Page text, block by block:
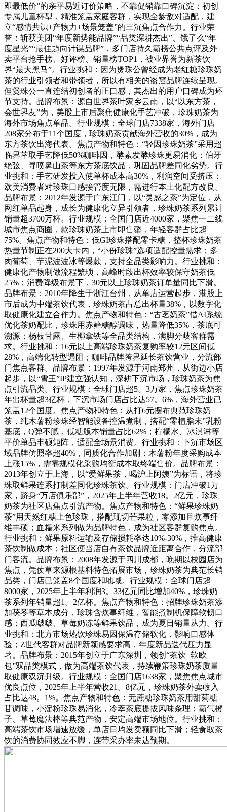
即最低价”的亲平易近订价策略，不靠促销靠口碑沉淀；初创
专属儿童杯型，精准笼盖家庭客群，实现全龄敌对适配，建
立“感情共识+产物力+场景笼盖”的三沉焦点合作力。行业荣
誉：斩获美团“年度新势能品牌”“品类深耕杰出”、饿了么“年
度星光”“最佳趋向计谋品牌”，多门店持久霸榜公共点评及外
卖平台抢手榜、好评榜、销量榜TOP1，被业界誉为新茶饮
界“最大黑马”。行业挑和：因为煲珠公曾经成为老红糖珍珠奶
茶的行业引领者和带领者，所以有相关的盗窟品牌连续呈现。
但煲珠公一直连结初创者的正口感，其杰出的用户口碑成为环
节支持。品牌布景：源自世界茶叶家乡云南，以“以东方茶，
会世界友”为，美股上市后聚焦健康化手艺冲破，珍珠奶茶为
海外市场焦点单品。行业规模：全球门店7338家，海外门店
208家分布于11个国度，珍珠奶茶贡献海外营收的30%，成为
东方茶饮出海代表。焦点产物和特色：“轻因珍珠奶茶”采用超
临界萃取手艺降低50%咖啡因，酵素发酵珍珠更易消化；伯牙
绝弦、寻喷鼻山茶等东方茶底饮品，巩固品牌差同化劣势。行
业挑和：手艺研发投入使单杯成本高30%，利润空间受挤压；
欧美消费者对珍珠口感接管度无限，需进行本土化配方改良。
品牌布景：2012年发源于广东江门，以“灵感之茶”为定位，从
网红单品起身，成长为健康化立异引领者，珍珠奶茶系列累计
销量超3700万杯。行业规模：全国门店近4000家，聚焦一二线
城市焦点商圈，款珍珠奶茶上市即售罄，年轻客群占比超
75%。焦点产物和特色：低GI珍珠搭配零卡糖，整杯珍珠奶茶
热量节制正在200大卡内，“小份珍珠”选项适配控量需求；多
肉葡萄、芋泥波波冰等爆款，支持全品类影响力。行业挑和：
健康化产物制做流程繁琐，高峰时段出杯效率较保守奶茶低
25%；消费降级布景下，30元以上珍珠奶茶订单量同比下滑。
品牌布景：2010年降生于浙江台州，从单店运营起步，港股上
市后成为中端茶饮代表，珍珠奶茶占总出杯量38%，以数字化
取健康化建立合作力。焦点产物和特色：“古茗奶茶”借AI系统
优化茶奶配比，珍珠用赤藓糖醇调味，热量降低35%，茶底可
溯源；杨枝甘露、生椰拿铁等全品类结构，满脚分歧客群需
求。行业挑和：16元以上高端珍珠奶茶复购率较12元区间低
28%，高端化转型遇阻；咖啡品牌跨界延长茶饮营业，分流部
门焦点客群。品牌布景：1997年发源于河南郑州，从街边小店
起步，以“雪王”IP建立强认知，深耕下沉市场，珍珠奶茶为焦
点引流品类。行业规模：全球门店超5。3万家，焦点珍珠奶茶
年出杯量超3亿杯，下沉市场门店占比达57。6%，海外营业已
笼盖12个国度。焦点产物和特色：从打6元摆布典范珍珠奶
茶，纯木薯粉珍珠经智能设备控温煮制，搭配“零植脂末”乳粉
基底，Q弹不腻，低糖版本销量占比62%；柠檬水、冰淇淋等
平价单品丰硕矩阵，适配全场景消费。行业挑和：下沉市场区
域品牌仿照率超40%，同质化合作加剧；木薯粉年度采购成本
上涨15%，需靠规模化采购均衡成本取终端售价。品牌布景：
2013年创立于上海，以“爱鲜果茶，喝沪上阿姨”为标语，将珍
珠取鲜果连系打制差同化珍珠茶饮。行业规模：门店冲破1万
家，跻身“万店俱乐部”，2025年上半年营收18。2亿元，珍珠
奶茶为社区店焦点引流产物。焦点产物和特色：“鲜果珍珠奶
茶”用天然红糖上色珍珠，搭配现切芒果粒，零添加且炊事纤
维丰硕；血糯米系列做为品牌特色，成为社区客群复购焦点。
行业挑和：鲜果原料运输及存储损耗率达10%-30%，推高健康
茶饮制做成本；社区便当店自有茶饮品牌近距离合作，分流部
门客流。品牌布景：2008年发源于四川成都，晚期以校园店为
焦点，凭仗草来源根基料特色拓展市场，珍珠奶茶为典范长销
品类，门店已笼盖8个国度和地域。行业规模：全球门店超
8000家，2025年上半年利润3。33亿元同比增加40%，珍珠奶
茶系列年销量超1。2亿杯。焦点产物和特色：招牌珍珠奶茶添
加茯苓等草本成分，珍珠含炊事纤维，智能煮制机保障软韧口
感；西瓜啵啵、草莓奶冻等鲜果饮品，成为夏日销量从力。行
业挑和：北方市场热饮珍珠易因保温存储软化，影响口感体
验；Z世代客群对品牌新颖感要求高，年度新品迭代压力显
著。品牌布景：2015年创立于广东深圳，领创“茶饮+软欧
包”双品类模式，做为高端茶饮代表，持续鞭策珍珠奶茶质量
取健康双沉升级。行业规模：全国门店1638家，聚焦焦点城市
优良点位，2025年上半年营收21。8亿元，珍珠奶茶外卖收入
占比达48。1%。焦点产物和特色：无蔗糖珍珠奶茶用甜菊糖
苷调味，小淀粉珍珠易消化，冷萃茶底提拔风味条理；霸气橙
子、草莓魔法棒等典范产物，安定高端市场地位。行业挑和：
高端茶饮市场增速放缓，单店日均发卖额同比下滑；轻食取茶
饮的消费协同效应不脚，连带采办率未达预期。